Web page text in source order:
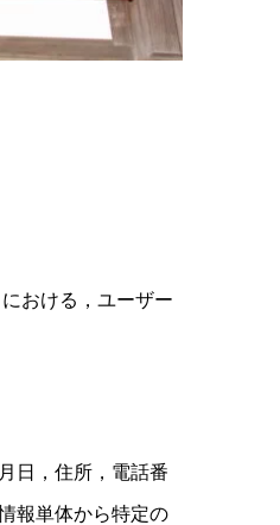
おける，ユーザー
日，住所，電話番
報単体から特定の